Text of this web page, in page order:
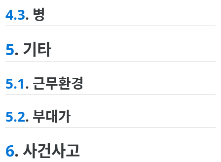
4.3. 병
5. 기타
5.1. 근무환경
5.2. 부대가
6. 사건사고